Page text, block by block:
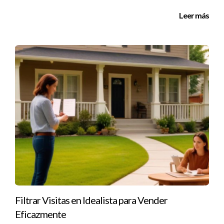
agente organizó jornadas de puertas abiertas estratégicas
que atrajeron a muchos compradores potenciales, lo que
resultó en una venta exitosa.
Conclusión
Vender una casa puede ser una experiencia abrumadora, pero
no tiene que serlo si cuentas con el apoyo adecuado. La
combinación de seguridad y estrategia es esencial para
garantizar no solo una venta exitosa sino también una
experiencia positiva durante todo el proceso. Al confiar en un
seguro de que estás tomando decisiones informadas mientras
proteges tu patrimonio. Si estás listo para dar el siguiente
Leer más
Filtrar Visitas en Idealista para Vender
Eficazmente